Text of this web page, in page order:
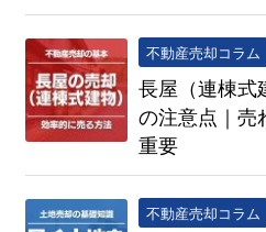
不動産売却コラム
長屋（連棟式
の注意点｜売
重要
不動産売却コラム